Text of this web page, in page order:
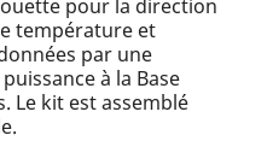
pour la direction
température et
par une
à la Base
Le kit est assemblé